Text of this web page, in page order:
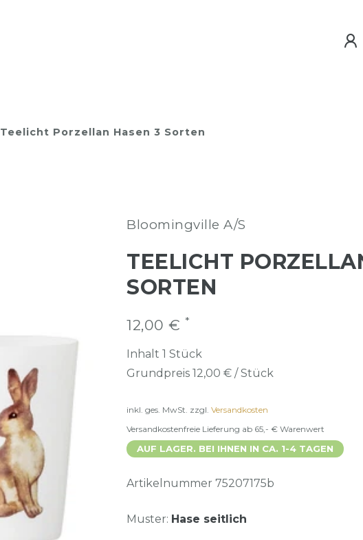
Teelicht Porzellan Hasen 3 Sorten
Bloomingville A/S
TEELICHT
SORTEN
12,00 € *
Inhalt 1 Stück
Grundpreis 12,00 € / Stück
inkl. ges. MwSt. zzgl. Versandkosten
Versandkostenfreie Lieferung ab 65,- € Warenwert
AUF LAGER. BEI IHNEN IN CA. 1-4 TAGEN
Artikelnummer 75207175b
Muster: Hase seitlich